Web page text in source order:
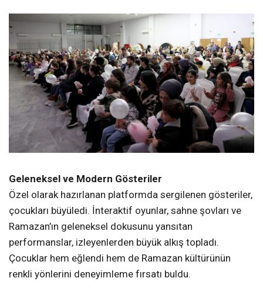
Geleneksel ve Modern Gösteriler
Özel olarak hazırlanan platformda sergilenen gösteriler,
çocukları büyüledi. İnteraktif oyunlar, sahne şovları ve
Ramazan’ın geleneksel dokusunu yansıtan
performanslar, izleyenlerden büyük alkış topladı.
Çocuklar hem eğlendi hem de Ramazan kültürünün
renkli yönlerini deneyimleme fırsatı buldu.